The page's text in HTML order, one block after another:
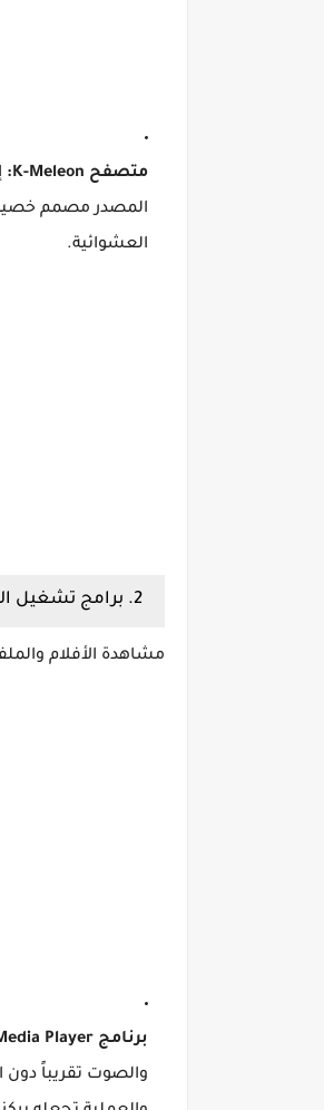
متصفح K-Meleon:
المصدر مصمم
العشوائية.
2. برامج تشغيل الميديا: جودة عالية بوزن الريشة
مشاهدة الأفلام
برنامج VLC Media Player: